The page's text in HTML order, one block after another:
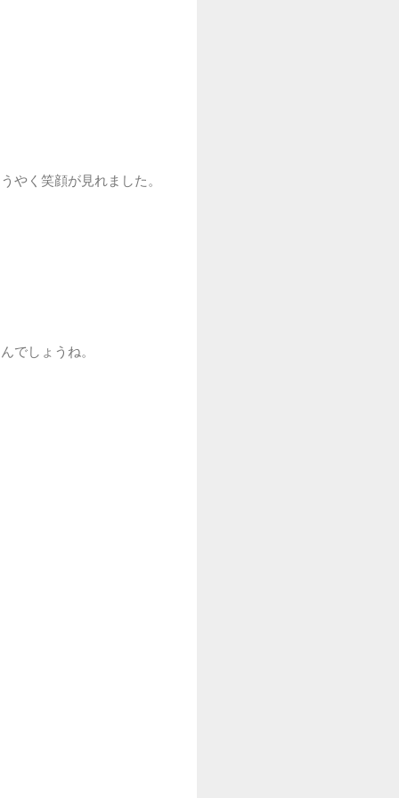
やく笑顔が見れました。
でしょうね。